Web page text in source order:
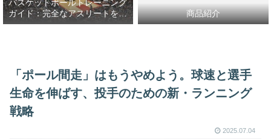
バスケットボールトレーニング
ガイド：完全なアスリートを目
指して
商品紹介
「ポール間走」はもうやめよう。球速と選手
生命を伸ばす、投手のための新・ランニング
戦略
2025.07.04